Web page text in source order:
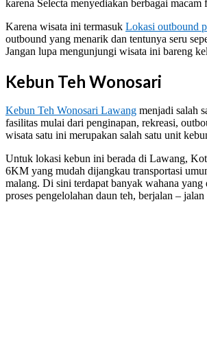
karena Selecta menyediakan berbagai
Karena wisata ini termasuk Lokasi outbound
outbound yang menarik dan tentunya seru
Jangan lupa mengunjungi wisata ini bareng
Kebun Teh Wonosari
Kebun Teh Wonosari Lawang menjadi salah
fasilitas mulai dari penginapan, rekreasi,
wisata satu ini merupakan salah satu unit
Untuk lokasi kebun ini berada di Lawang,
6KM yang mudah dijangkau transportasi
malang. Di sini terdapat banyak wahana
proses pengelolahan daun teh, berjalan –